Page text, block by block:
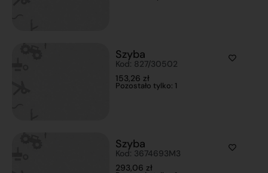
Szyba
Kod: 827/30502
153,26 zł
Pozostało tylko: 1
Szyba
Kod: 3674693M3
293,06 zł